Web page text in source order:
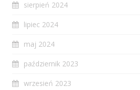
sierpień 2024
lipiec 2024
maj 2024
październik 2023
wrzesień 2023